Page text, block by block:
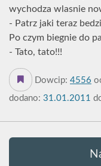
wychodza wlasnie
- Patrz jaki teraz
Po czym biegnie do
- Tato, tato!!!
Dowcip: 4556
dodano: 31.01.2011